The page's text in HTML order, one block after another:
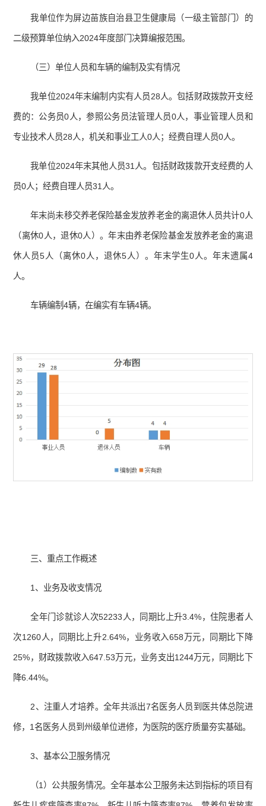
我单位作为屏边苗族自治县卫生健康局（一级主管部门）的
二级预算单位纳入2024年度部门决算编报范围。
（三）单位人员和车辆的编制及实有情况
我单位2024年末编制内实有人员28人。包括财政拨款开支经
费的：公务员0人，参照公务员法管理人员0人，事业管理人员和
专业技术人员28人，机关和事业工人0人；经费自理人员0人。
我单位2024年末其他人员31人。包括财政拨款开支经费的人
员0人；经费自理人员31人。
年末尚未移交养老保险基金发放养老金的离退休人员共计0人
（离休0人，退休0人）。年末由养老保险基金发放养老金的离退
休人员5人（离休0人，退休5人）。年末学生0人。年末遗属4
人。
车辆编制4辆，在编实有车辆4辆。
三、重点工作概述
1、业务及收支情况
全年门诊就诊人次52233人，同期比上升3.4%，住院患者人
次1260人，同期比上升2.64%，业务收入658万元，同期比下降
25%，财政拨款收入647.53万元，业务支出1244万元，同期比下
降6.44%。
2、注重人才培养。全年共派出7名医务人员到医共体总院进
修，1名医务人员到州级单位进修，为医院的医疗质量夯实基础。
3、基本公卫服务情况
（1）公共服务情况。全年基本公卫服务未达到指标的项目有